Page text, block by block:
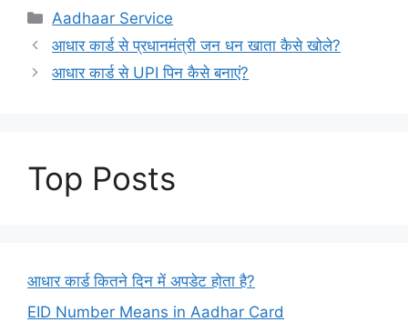
Categories
Aadhaar Service
आधार कार्ड से प्रधानमंत्री जन धन खाता कैसे खोले?
आधार कार्ड से UPI पिन कैसे बनाएं?
Top Posts
आधार कार्ड कितने दिन में अपडेट होता है?
EID Number Means in Aadhar Card